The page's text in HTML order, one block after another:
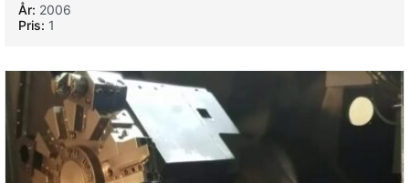
År: 2006
Pris: 1